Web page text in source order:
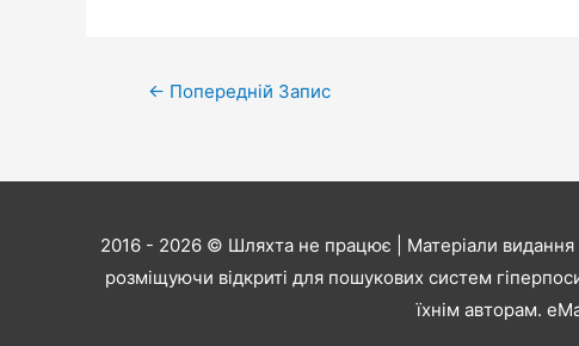
Навігація
← Попередній Запис
2016 - 2026 © Шляхта не працює | Матеріали
розміщуючи відкриті для пошукових систем
їхнім авторам.